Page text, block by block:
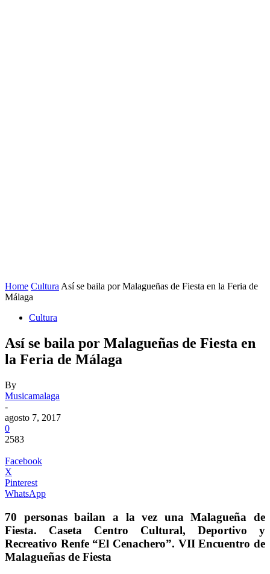
Home Cultura Así se baila por Malagueñas de Fiesta en la Feria de
Málaga
Cultura
Así se baila por Malagueñas de Fiesta en
la Feria de Málaga
By
Musicamalaga
-
agosto 7, 2017
0
2583
Facebook
X
Pinterest
WhatsApp
70 personas bailan a la vez una Malagueña de
Fiesta. Caseta Centro Cultural, Deportivo y
Recreativo Renfe “El Cenachero”. VII Encuentro de
Malagueñas de Fiesta